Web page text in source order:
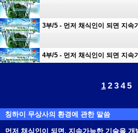
3부/5 - 먼저 채식인이 되면 지속
4부/5 - 먼저 채식인이 되면 지속
있다
5부/5 - 먼저 채식인이 되면 지속
1 2 3 4 5
칭하이 무상사의 환경에 관한 말씀
먼저 채식인이 되면, 지속가능한 기술을 개